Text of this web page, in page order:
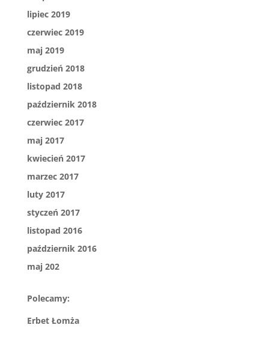
lipiec 2019
czerwiec 2019
maj 2019
grudzień 2018
listopad 2018
październik 2018
czerwiec 2017
maj 2017
kwiecień 2017
marzec 2017
luty 2017
styczeń 2017
listopad 2016
październik 2016
maj 202
Polecamy:
Erbet Łomża